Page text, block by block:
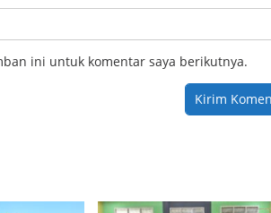
ini untuk komentar saya berikutnya.